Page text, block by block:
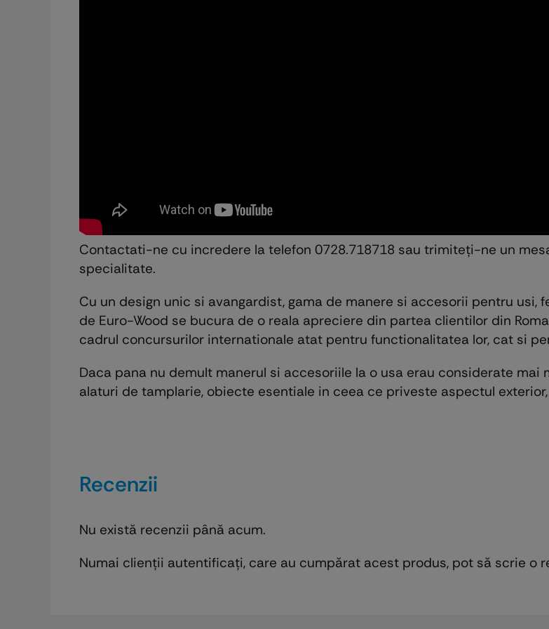
Contactati-ne cu incredere la telefon 0728.718718 sau trimiteţi-ne un
specialitate.
Cu un design unic si avangardist, gama de manere si accesorii pentru
de Euro-Wood se bucura de o reala apreciere din partea clientilor din
cadrul concursurilor internationale atat pentru functionalitatea lor, cat si
Daca pana nu demult manerul si accesoriile la o usa erau considerate
alaturi de tamplarie, obiecte esentiale in ceea ce priveste aspectul
Recenzii
Nu există recenzii până acum.
Numai clienții autentificați, care au cumpărat acest produs, pot să scrie o